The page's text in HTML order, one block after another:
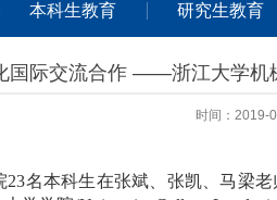
本科生教育 研究生教育
国际交流合作 ——浙江大学机
时间：2019-
23名本科生在张斌、张凯、马梁